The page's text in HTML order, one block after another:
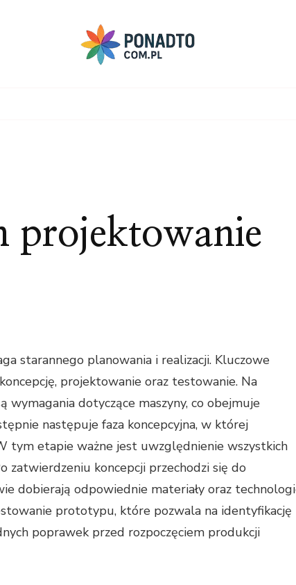
projektowanie
starannego planowania i realizacji. Kluczowe
projektowanie oraz testowanie. Na
wymagania dotyczące maszyny, co obejmuje
następuje faza koncepcyjna, w której
tym etapie ważne jest uwzględnienie wszystkich
zatwierdzeniu koncepcji przechodzi się do
dobierają odpowiednie materiały oraz
prototypu, które pozwala na identyfikację
poprawek przed rozpoczęciem produkcji